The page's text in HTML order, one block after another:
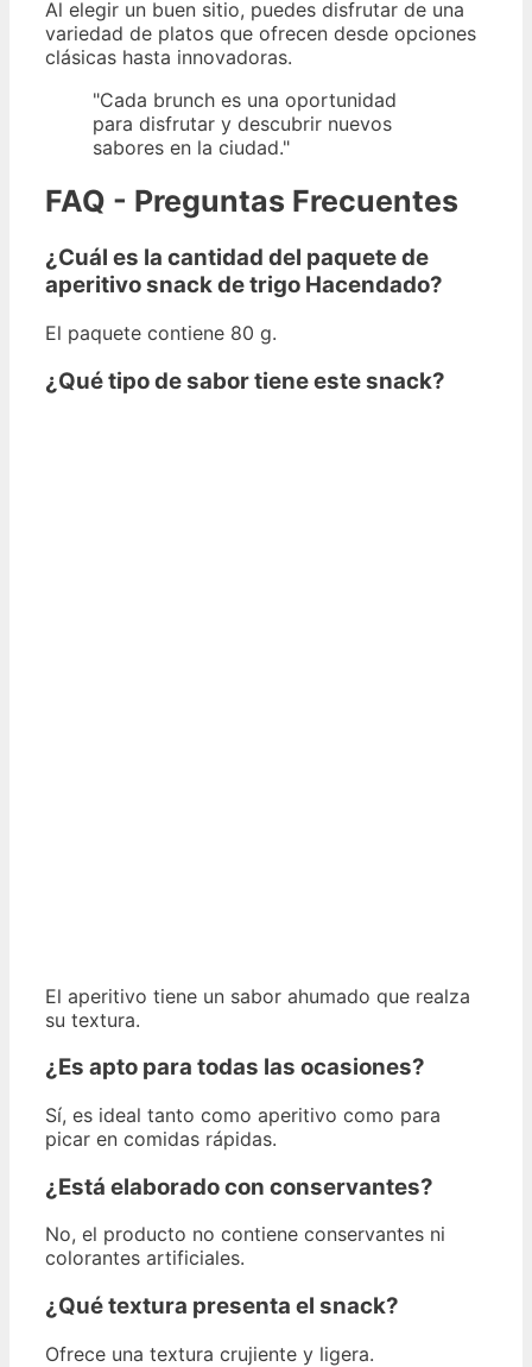
Al elegir un buen sitio, puedes disfrutar de una
variedad de platos que ofrecen desde opciones
clásicas hasta innovadoras.
"Cada brunch es una oportunidad
para disfrutar y descubrir nuevos
sabores en la ciudad."
FAQ - Preguntas Frecuentes
¿Cuál es la cantidad del paquete de
aperitivo snack de trigo Hacendado?
El paquete contiene 80 g.
¿Qué tipo de sabor tiene este snack?
El aperitivo tiene un sabor ahumado que realza
su textura.
¿Es apto para todas las ocasiones?
Sí, es ideal tanto como aperitivo como para
picar en comidas rápidas.
¿Está elaborado con conservantes?
No, el producto no contiene conservantes ni
colorantes artificiales.
¿Qué textura presenta el snack?
Ofrece una textura crujiente y ligera.